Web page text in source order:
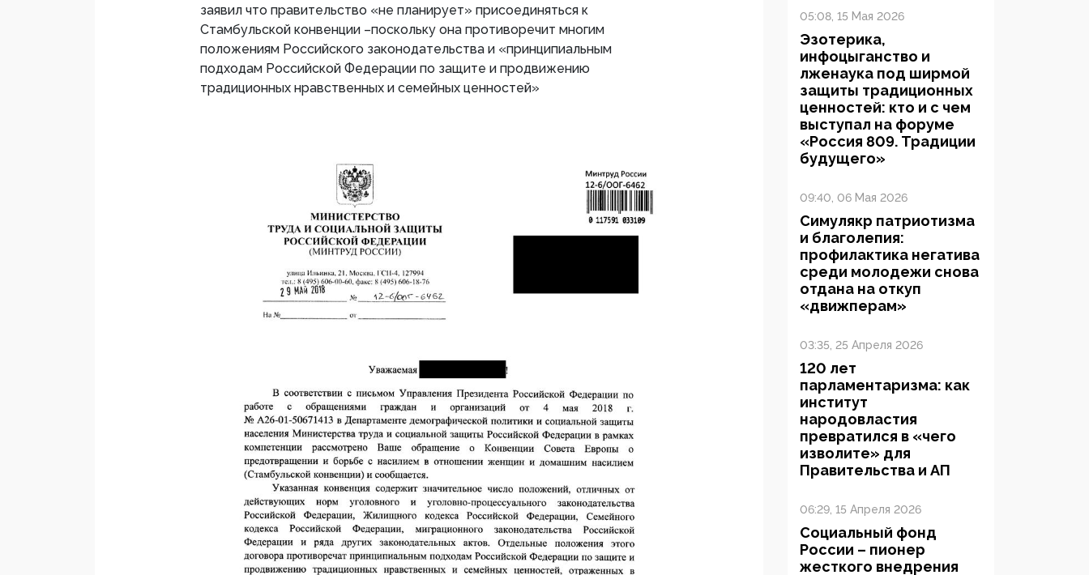
заявил что правительство «не планирует» присоединяться к
Стамбульской конвенции –поскольку она противоречит многим
положениям Российского законодательства и «принципиальным
подходам Российской Федерации по защите и продвижению
традиционных нравственных и семейных ценностей»
05:08, 15 Мая 2026
Эзотерика,
инфоцыганство и
лженаука под ширмой
защиты традиционных
ценностей: кто и с чем
выступал на форуме
«Россия 809. Традиции
будущего»
09:40, 06 Мая 2026
Симулякр патриотизма
и благолепия:
профилактика негатива
среди молодежи снова
отдана на откуп
«движперам»
03:35, 25 Апреля 2026
120 лет
парламентаризма: как
институт
народовластия
превратился в «чего
изволите» для
Правительства и АП
06:29, 15 Апреля 2026
Социальный фонд
России – пионер
жесткого внедрения